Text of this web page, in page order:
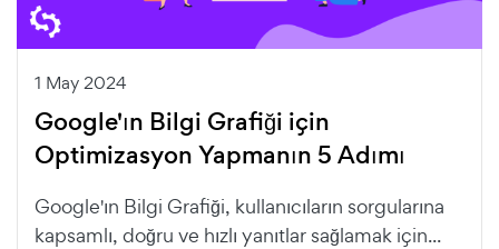
1 May 2024
Google'ın Bilgi Grafiği için
Optimizasyon Yapmanın 5 Adımı
Google'ın Bilgi Grafiği, kullanıcıların sorgularına
kapsamlı, doğru ve hızlı yanıtlar sağlamak için...